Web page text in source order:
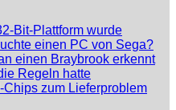
Bit-Plattform wurde
einen PC von Sega?
einen Braybrook erkennt
Regeln hatte
Chips zum Lieferproblem